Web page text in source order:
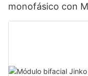
monofásico con
en paralelo para